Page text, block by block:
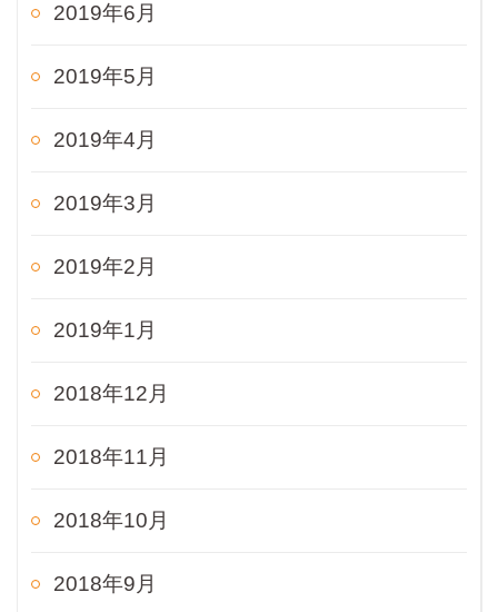
2019年6月
2019年5月
2019年4月
2019年3月
2019年2月
2019年1月
2018年12月
2018年11月
2018年10月
2018年9月